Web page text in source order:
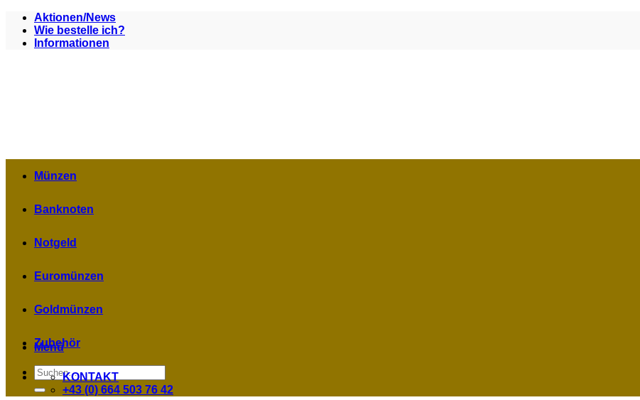
Zum
Inhalt
springen
Aktionen/News
Wie bestelle ich?
Informationen
Menü
Suchen
nach:
Münzen
Banknoten
Notgeld
Euromünzen
Goldmünzen
Zubehör
KONTAKT
+43 (0) 664 503 76 42